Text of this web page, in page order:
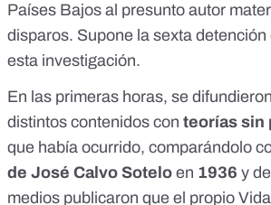
Países Bajos al presunto autor
disparos. Supone la sexta
esta investigación.
En las primeras horas, se
distintos contenidos con teorías sin
que había ocurrido, comparándolo
de José Calvo Sotelo en 1936 y
medios publicaron que el propio